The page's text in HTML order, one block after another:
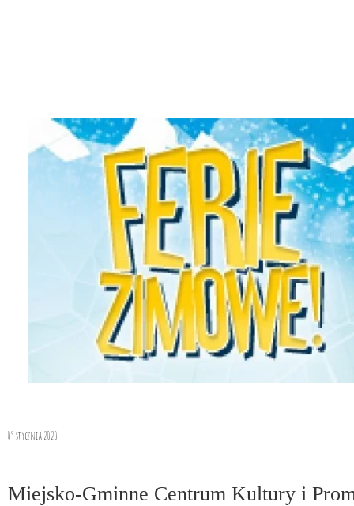
09 stycznia 2020
Miejsko-Gminne Centrum Kultury i